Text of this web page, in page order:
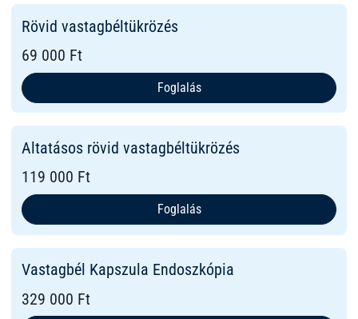
Rövid vastagbéltükrözés
69 000 Ft
Foglalás
Altatásos rövid vastagbéltükrözés
119 000 Ft
Foglalás
Vastagbél Kapszula Endoszkópia
329 000 Ft